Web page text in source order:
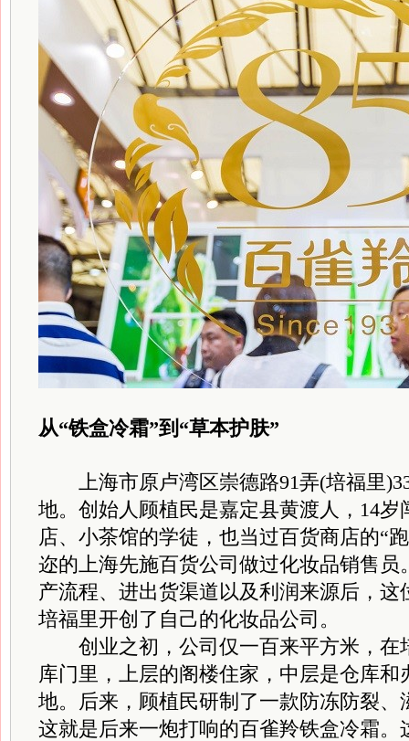
从“铁盒冷霜”到“草本护肤”
上海市原卢湾区崇德路91弄(培福里
地。创始人顾植民是嘉定县黄渡人，14岁
店、小茶馆的学徒，也当过百货商店的“
迩的上海先施百货公司做过化妆品销售员
产流程、进出货渠道以及利润来源后，
培福里开创了自己的化妆品公司。
创业之初，公司仅一百来平方米，在
库门里，上层的阁楼住家，中层是仓库
地。后来，顾植民研制了一款防冻防裂、
这就是后来一炮打响的百雀羚铁盒冷霜。